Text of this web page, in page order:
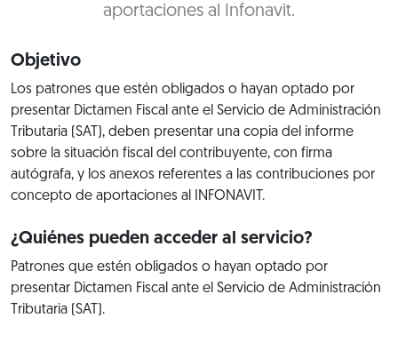
aportaciones al Infonavit.
Objetivo
Los patrones que estén obligados o hayan optado por
presentar Dictamen Fiscal ante el Servicio de Administración
Tributaria (SAT), deben presentar una copia del informe
sobre la situación fiscal del contribuyente, con firma
autógrafa, y los anexos referentes a las contribuciones por
concepto de aportaciones al INFONAVIT.
¿Quiénes pueden acceder al servicio?
Patrones que estén obligados o hayan optado por
presentar Dictamen Fiscal ante el Servicio de Administración
Tributaria (SAT).